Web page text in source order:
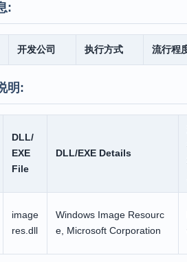
:
开发公司 执行方式 流行程
明:
DLL/
EXE
File
DLL/EXE Details
image
res.dll
Windows Image Resourc
e, Microsoft Corporation